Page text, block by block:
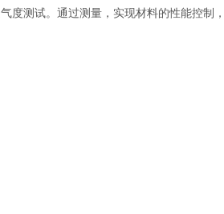
度测试。通过测量，实现材料的性能控制